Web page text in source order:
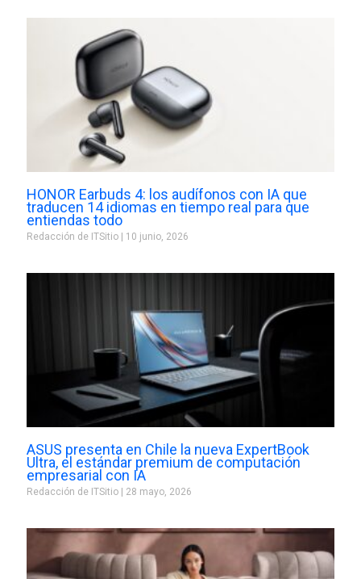
HONOR Earbuds 4: los audífonos con IA que
traducen 14 idiomas en tiempo real para que
entiendas todo
Redacción de ITSitio 10 junio, 2026
ASUS presenta en Chile la nueva ExpertBook
Ultra, el estándar premium de computación
empresarial con IA
Redacción de ITSitio 28 mayo, 2026